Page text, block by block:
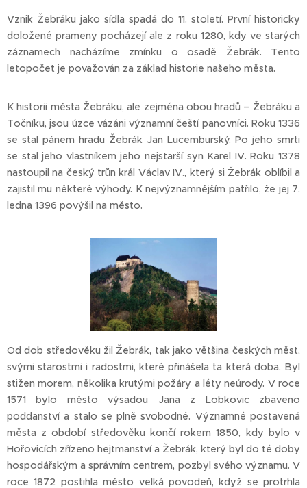
Vznik Žebráku jako sídla spadá do 11. století. První historicky
doložené prameny pocházejí ale z roku 1280, kdy ve starých
záznamech nacházíme zmínku o osadě Žebrák. Tento
letopočet je považován za základ historie našeho města.
K historii města Žebráku, ale zejména obou hradů – Žebráku a
Točníku, jsou úzce vázáni významní čeští panovníci. Roku 1336
se stal pánem hradu Žebrák Jan Lucemburský. Po jeho smrti
se stal jeho vlastníkem jeho nejstarší syn Karel IV. Roku 1378
nastoupil na český trůn král Václav IV., který si Žebrák oblíbil a
zajistil mu některé výhody. K nejvýznamnějším patřilo, že jej 7.
ledna 1396 povýšil na město.
Od dob středověku žil Žebrák, tak jako většina českých měst,
svými starostmi i radostmi, které přinášela ta která doba. Byl
stižen morem, několika krutými požáry a léty neúrody. V roce
1571 bylo město výsadou Jana z Lobkovic zbaveno
poddanství a stalo se plně svobodné. Významné postavená
města z období středověku končí rokem 1850, kdy bylo v
Hořovicích zřízeno hejtmanství a Žebrák, který byl do té doby
hospodářským a správním centrem, pozbyl svého významu. V
roce 1872 postihla město velká povodeň, když se protrhla